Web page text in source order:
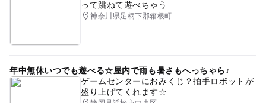
って跳ねて遊べちゃう
神奈川県足柄下郡箱根町
年中無休いつでも遊べる☆屋内で雨も暑さもへっちゃら♪
ゲームセンターにおみくじ？拍手ロボットが
盛り上げてくれます☆